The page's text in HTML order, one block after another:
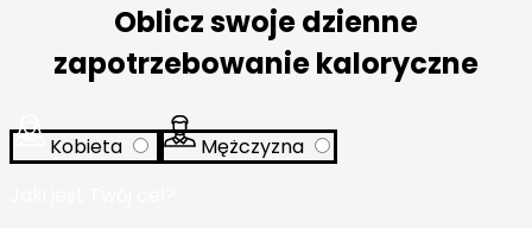
Oblicz swoje dzienne
zapotrzebowanie kaloryczne
Kobieta
Mężczyzna